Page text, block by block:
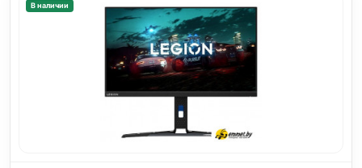
В наличии